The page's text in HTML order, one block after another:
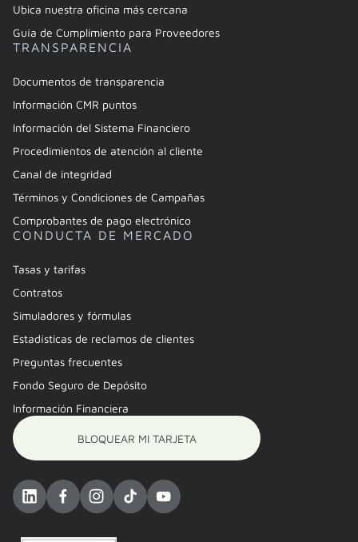
Ubica nuestra oficina más cercana
Guía de Cumplimiento para Proveedores
TRANSPARENCIA
Documentos de transparencia
Información CMR puntos
Información del Sistema Financiero
Procedimientos de atención al cliente
Canal de integridad
Términos y Condiciones de Campañas
Comprobantes de pago electrónico
CONDUCTA DE MERCADO
Tasas y tarifas
Contratos
Simuladores y fórmulas
Estadísticas de reclamos de clientes
Preguntas frecuentes
Fondo Seguro de Depósito
Información Financiera
BLOQUEAR MI TARJETA